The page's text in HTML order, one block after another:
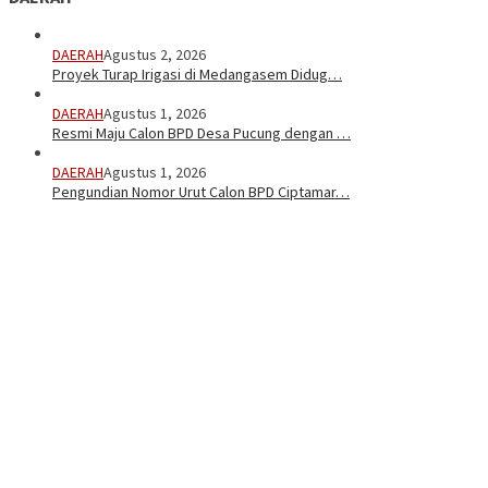
DAERAHAgustus 2, 2026
Proyek Turap Irigasi di Medangasem Didug…
DAERAHAgustus 1, 2026
Resmi Maju Calon BPD Desa Pucung dengan …
DAERAHAgustus 1, 2026
Pengundian Nomor Urut Calon BPD Ciptamar…